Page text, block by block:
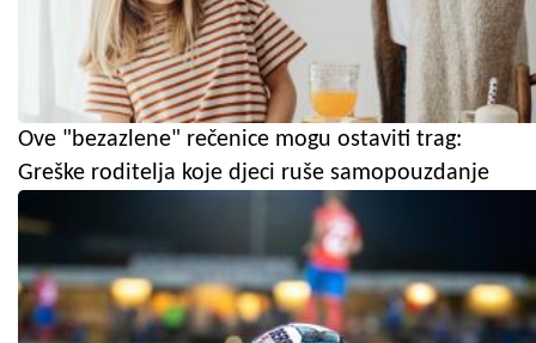
Ove "bezazlene" rečenice mogu ostaviti trag:
Greške roditelja koje djeci ruše samopouzdanje